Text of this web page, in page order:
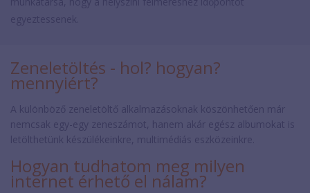
Zeneletöltés - hol? hogyan?
mennyiért?
A különböző zeneletöltő alkalmazásoknak köszönhetően már
nemcsak egy-egy zeneszámot, hanem akár egész albumokat is
letölthetünk készülékeinkre, multimédiás eszközeinkre.
Hogyan tudhatom meg milyen
internet érhető el nálam?